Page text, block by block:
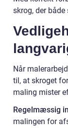
skrog, der
Når
til, at skroget
maling mister
Regelmæssig
malingen for